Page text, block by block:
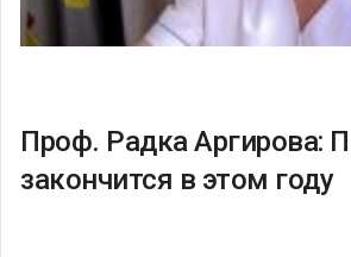
Проф. Радка Аргирова:
закончится в этом году